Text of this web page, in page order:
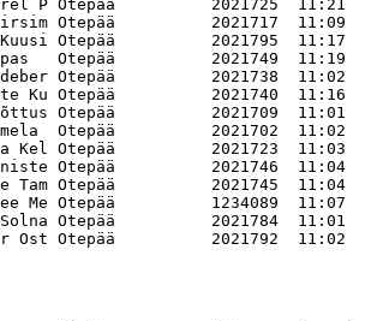
P Otepää          2021725  11:21
Otepää          2021717  11:09
Kuusi Otepää          2021795  11:17
Otepää          2021749  11:19
Otepää          2021738  11:02
Ku Otepää          2021740  11:16
Otepää          2021709  11:01
Otepää          2021702  11:02
Kel Otepää          2021723  11:03
Otepää          2021746  11:04
Tam Otepää          2021745  11:04
Me Otepää          1234089  11:07
Solna Otepää          2021784  11:01